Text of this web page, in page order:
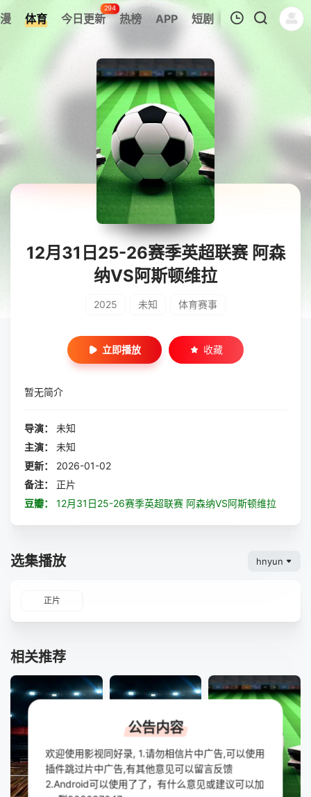
体育 今日更新
294
热榜 APP 短剧
我的观影记录
暂无观看影片的记录
12月31日25-26赛季英超联赛 阿森
纳VS阿斯顿维拉
2025 未知 体育赛事
立即播放 收藏
暂无简介
导演：
未知
主演：
未知
更新：
2026-01-02
备注：
正片
豆瓣：
12月31日25-26赛季英超联赛 阿森纳VS阿斯顿维拉
选集播放 hnyun
正片
相关推荐
正片 正片
公告内容
欢迎使用影视同好录, 1.请勿相信片中广告,可以使用
插件跳过片中广告,有其他意见可以留言反馈
2.Android可以使用了了，有什么意见或建议可以加